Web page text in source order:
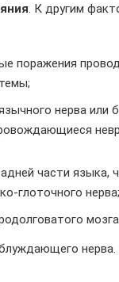
. К другим
поражения
нерва или
части языка,
глоточного нерва;
нерва.